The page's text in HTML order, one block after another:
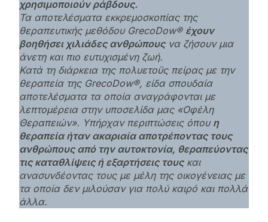
χρησιμοποιούν ράβδους.
Τα αποτελέσματα εκκρεμοσκοπίας της
θεραπευτικής μεθόδου GrecoDow® έχουν
βοηθήσει χιλιάδες ανθρώπουςνα ζήσουν μια
άνετη και πιο ευτυχισμένη ζωή.
Κατά τη διάρκεια της πολυετοϋς πείρας με την
θεραπεία της GrecoDow®, είδα σπουδαία
αποτελέσματα τα οποία αναγράφονται με
λεπτομέρεια στην υποσελίδα μας «Οφέλη
Θεραπειών». Υπήρχαν περιπτώσεις όπου η
θεραπεία ήταν ακαριαία αποτρέποντας τους
ανθρώπους από την αυτοκτονία, θεραπεύοντας
τις καταθλίψεις ή εξαρτήσεις τουςκαι
ανασυνδέοντας τους με μέλη της οικογένειας με
τα οποία δεν μιλούσαν για πολύ καιρό και πολλά
άλλα.